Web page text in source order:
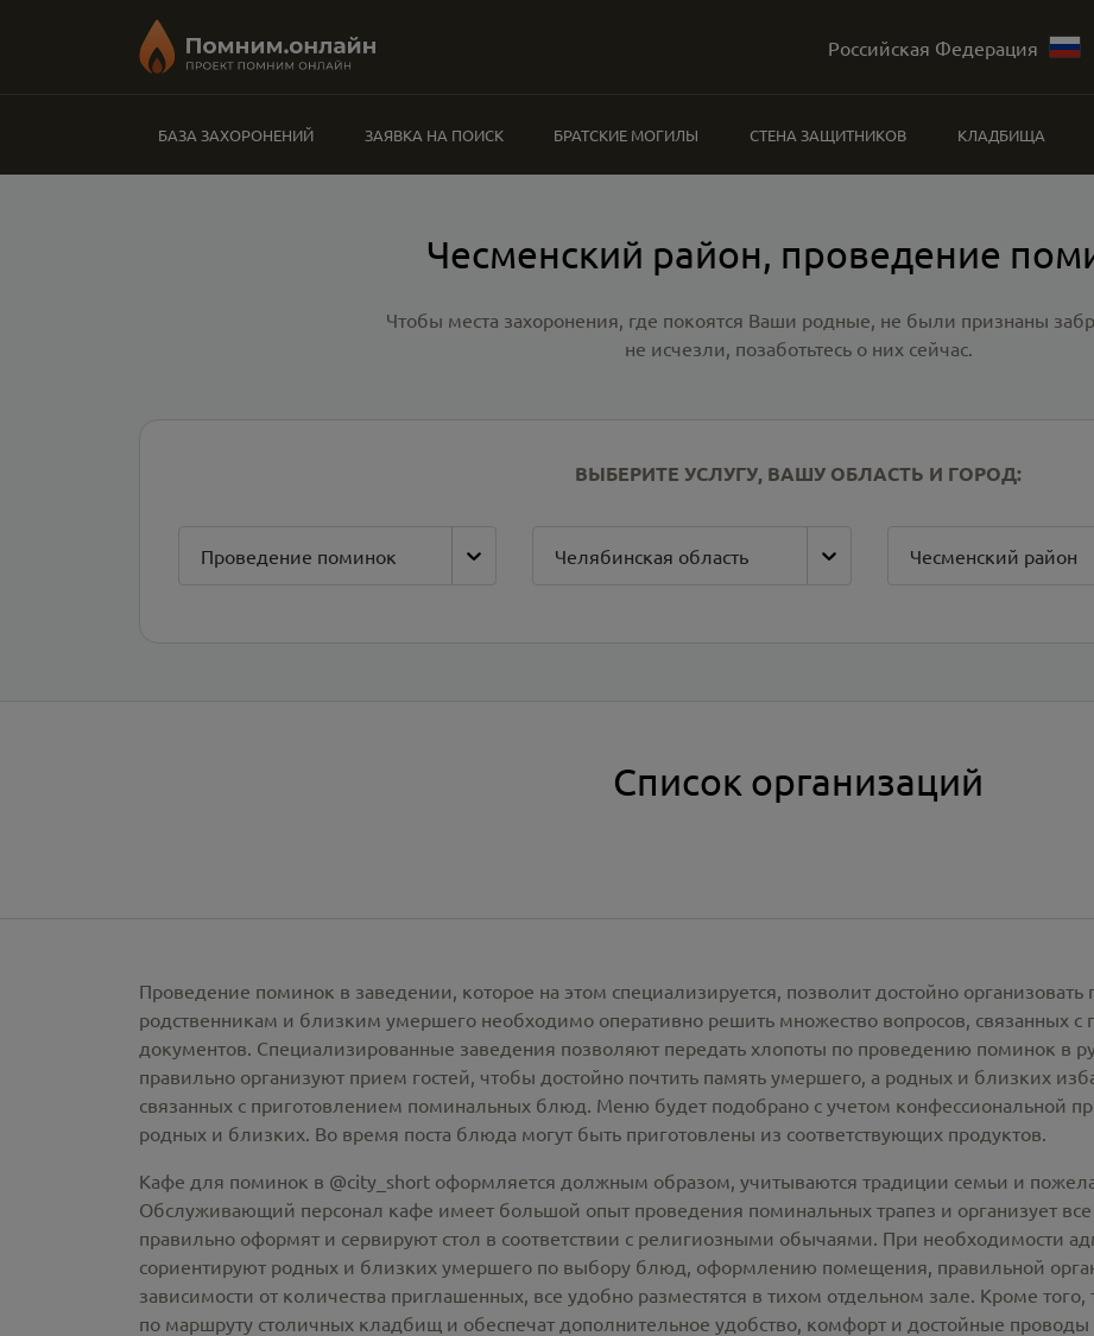
Российская Федерация
БАЗА ЗАХОРОНЕНИЙ ЗАЯВКА НА ПОИСК БРАТСКИЕ МОГИЛЫ СТЕНА ЗАЩИТНИКОВ КЛАДБИЩА
Чесменский район, проведение
Чтобы места захоронения, где покоятся Ваши родные, не были признаны
не исчезли, позаботьтесь о них сейчас.
ВЫБЕРИТЕ УСЛУГУ, ВАШУ ОБЛАСТЬ И ГОРОД:
Проведение поминок Челябинская область Чесменский район
Список организаций
Проведение поминок в заведении, которое на этом специализируется, позволит достойно
родственникам и близким умершего необходимо оперативно решить множество вопросов, связанных
документов. Специализированные заведения позволяют передать хлопоты по проведению поминок в
правильно организуют прием гостей, чтобы достойно почтить память умершего, а родных и близких
связанных с приготовлением поминальных блюд. Меню будет подобрано с учетом конфессиональной
родных и близких. Во время поста блюда могут быть приготовлены из соответствующих продуктов.
Кафе для поминок в @city_short оформляется должным образом, учитываются традиции семьи и
Обслуживающий персонал кафе имеет большой опыт проведения поминальных трапез и организует все
правильно оформят и сервируют стол в соответствии с религиозными обычаями. При необходимости
сориентируют родных и близких умершего по выбору блюд, оформлению помещения, правильной
зависимости от количества приглашенных, все удобно разместятся в тихом отдельном зале. Кроме
по маршруту столичных кладбищ и обеспечат дополнительное удобство, комфорт и достойные